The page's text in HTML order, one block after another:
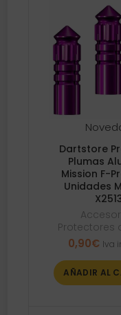
Dartstore
Plumas
Mission F-
Unidades
Protectores
0,90€ Iva
AÑADIR AL